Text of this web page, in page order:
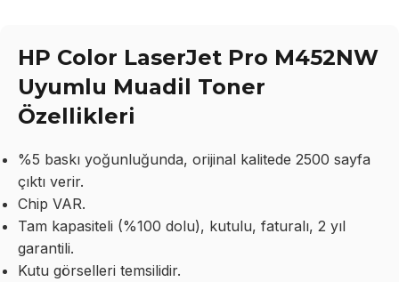
HP Color LaserJet Pro M452NW
Uyumlu Muadil Toner
Özellikleri
%5 baskı yoğunluğunda, orijinal kalitede 2500 sayfa
çıktı verir.
Chip VAR.
Tam kapasiteli (%100 dolu), kutulu, faturalı, 2 yıl
garantili.
Kutu görselleri temsilidir.